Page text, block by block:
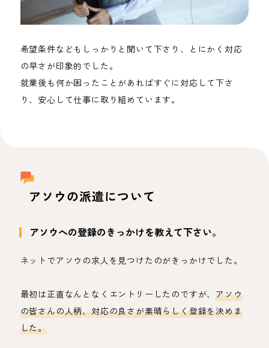
希望条件などもしっかりと聞いて下さり、とにかく対応
の早さが印象的でした。
就業後も何か困ったことがあればすぐに対応して下さ
り、安心して仕事に取り組めています。
アソウの派遣について
アソウへの登録のきっかけを教えて下さい。
ネットでアソウの求人を見つけたのがきっかけでした。
最初は正直なんとなくエントリーしたのですが、アソウ
の皆さんの人柄、対応の良さが素晴らしく登録を決めま
した。